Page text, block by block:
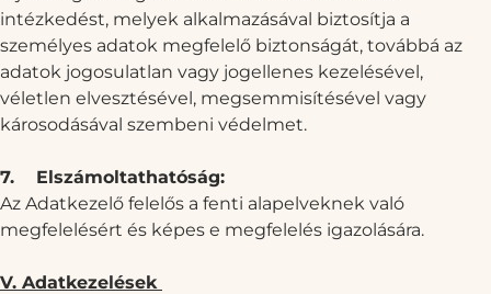
intézkedést, melyek alkalmazásával biztosítja a
személyes adatok megfelelő biztonságát, továbbá az
adatok jogosulatlan vagy jogellenes kezelésével,
véletlen elvesztésével, megsemmisítésével vagy
károsodásával szembeni védelmet.
7.
Elszámoltathatóság:
Az Adatkezelő felelős a fenti alapelveknek való
megfelelésért és képes e megfelelés igazolására.
V. Adatkezelések